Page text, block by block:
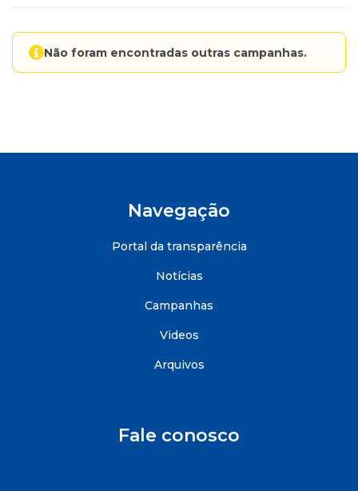
Não foram encontradas outras campanhas.
Navegação
Portal da transparência
Notícias
Campanhas
Videos
Arquivos
Fale conosco